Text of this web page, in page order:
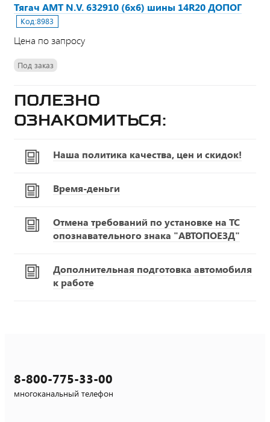
Тягач АМТ N.V. 632910 (6х6) шины 14R20 ДОПОГ
Код:8983
Цена по запросу
Под заказ
Полезно
ознакомиться:
Наша политика качества, цен и скидок!
Время-деньги
Отмена требований по установке на ТС
опознавательного знака "АВТОПОЕЗД"
Дополнительная подготовка автомобиля
к работе
8-800-775-33-00
многоканальный телефон